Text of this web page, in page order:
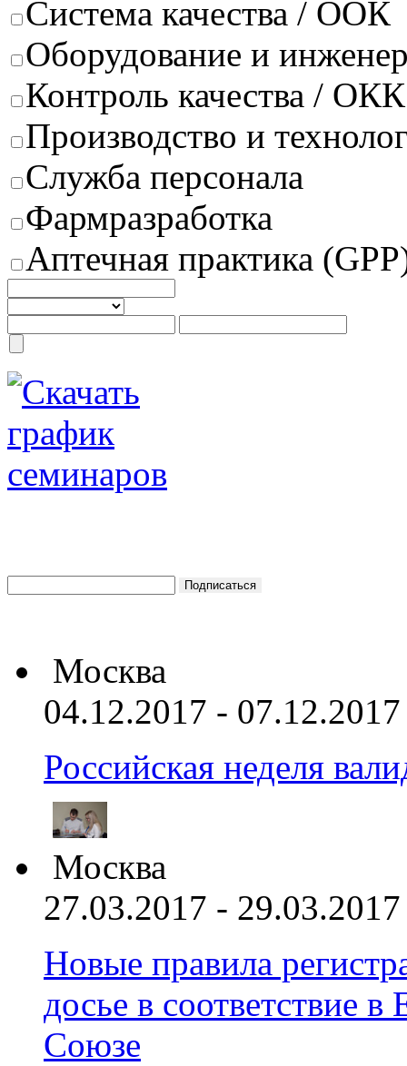
Система качества / ООК
Оборудование и
Контроль качества / ОКК
Производство и
Служба персонала
Фармразработка
Аптечная практика
Москва
04.12.2017 - 07.12.2017
Российская неделя
Москва
27.03.2017 - 29.03.2017
Новые правила
досье в соответствие
Союзе